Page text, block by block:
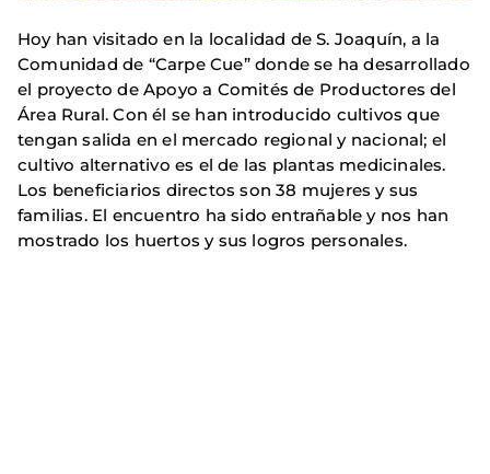
Hoy han visitado en la localidad de S. Joaquín, a la
Comunidad de “Carpe Cue” donde se ha desarrollado
el proyecto de Apoyo a Comités de Productores del
Área Rural. Con él se han introducido cultivos que
tengan salida en el mercado regional y nacional; el
cultivo alternativo es el de las plantas medicinales.
Los beneficiarios directos son 38 mujeres y sus
familias. El encuentro ha sido entrañable y nos han
mostrado los huertos y sus logros personales.